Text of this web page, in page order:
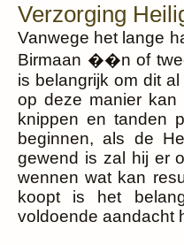
Verzorging
Vanwege het lange
Birmaan ��n of
is belangrijk om dit
op deze manier
knippen en tanden
beginnen, als de
gewend is zal hij er
wennen wat kan
koopt is het
voldoende aandacht